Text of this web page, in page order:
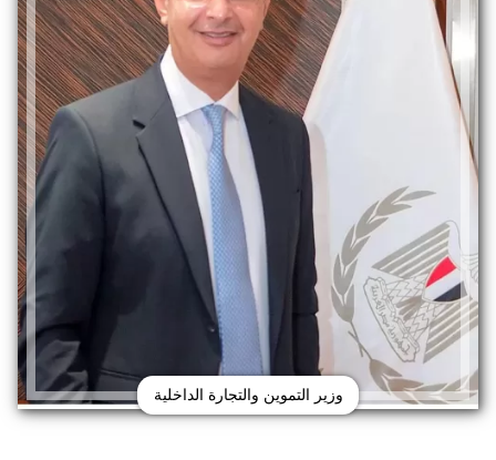
وزير التموين والتجارة الداخلية